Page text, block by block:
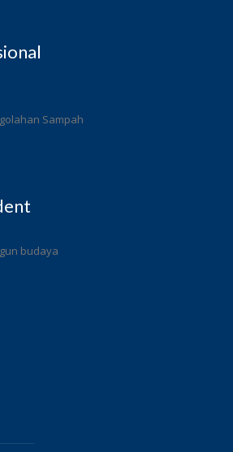
Sampah
budaya